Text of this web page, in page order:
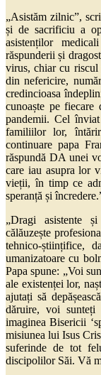
„Asistăm zilnic”,
și de sacrificiu a
asistenților
răspunderii și
virus, chiar cu riscul
din nefericire,
credincioasa
cunoaște pe
pandemii. Cel
familiilor lor,
continuare papa
răspundă DA unei
care iau asupra lor
vieții, în timp ce
speranță și
„Dragi asistente și
călăuzește
tehnico-științifice,
umanizatoare cu
Papa spune: „Voi
ale existenței lor,
ajutați să
dăruire, voi sunteți
imaginea Bisericii
misiunea lui Isus
suferinde de tot
discipolilor Săi. Vă